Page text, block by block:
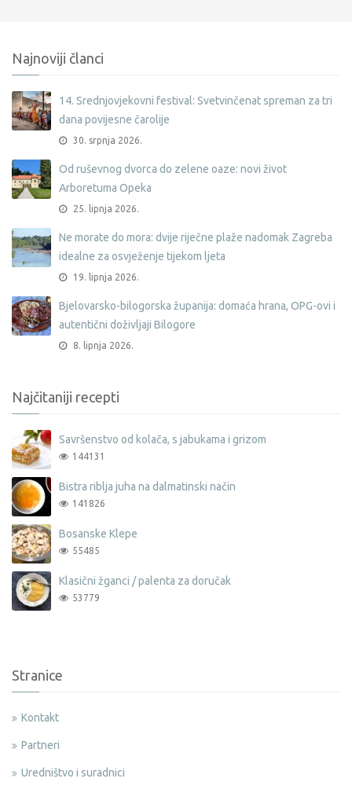
Najnoviji članci
14. Srednjovjekovni festival: Svetvinčenat spreman za tri
dana povijesne čarolije
30. srpnja 2026.
Od ruševnog dvorca do zelene oaze: novi život
Arboretuma Opeka
25. lipnja 2026.
Ne morate do mora: dvije riječne plaže nadomak Zagreba
idealne za osvježenje tijekom ljeta
19. lipnja 2026.
Bjelovarsko-bilogorska županija: domaća hrana, OPG-ovi i
autentični doživljaji Bilogore
8. lipnja 2026.
Najčitaniji recepti
Savršenstvo od kolača, s jabukama i grizom
144131
Bistra riblja juha na dalmatinski način
141826
Bosanske Klepe
55485
Klasični žganci / palenta za doručak
53779
Stranice
Kontakt
Partneri
Uredništvo i suradnici